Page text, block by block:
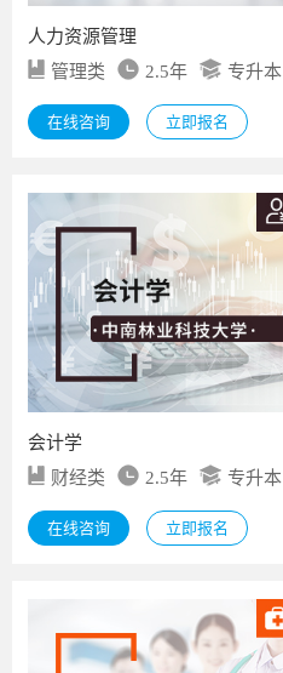
人力资源管理
管理类
2.5年 专升本
在线咨询 立即报名
会计学
财经类
2.5年 专升本
在线咨询 立即报名